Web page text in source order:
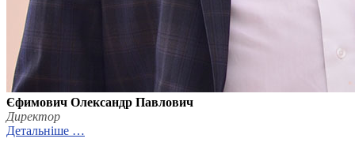
Єфимович Олександр Павлович
Директор
Детальніше …